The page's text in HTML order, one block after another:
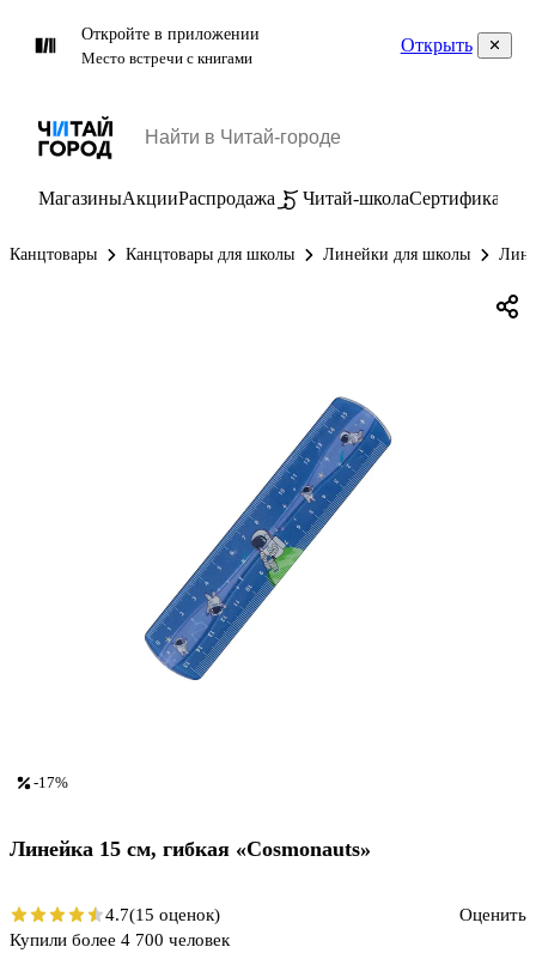
Откройте в приложении
Место встречи с книгами
Открыть
МагазиныАкцииРаспродажа Читай-школаСертификаты
Канцтовары Канцтовары для школы Линейки для школы
-17%
Линейка 15 см, гибкая «Cosmonauts»
4.7(15 оценок)
Оценить
Купили более 4 700 человек